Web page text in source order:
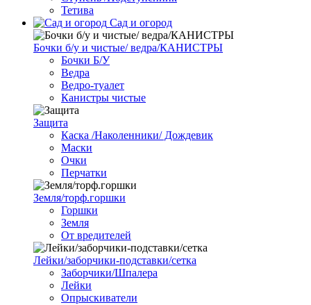
Тетива
Сад и огород
Бочки б/у и чистые/ ведра/КАНИСТРЫ
Бочки Б/У
Ведра
Ведро-туалет
Канистры чистые
Защита
Каска /Наколенники/ Дождевик
Маски
Очки
Перчатки
Земля/торф.горшки
Горшки
Земля
От вредителей
Лейки/заборчики-подставки/сетка
Заборчики/Шпалера
Лейки
Опрыскиватели